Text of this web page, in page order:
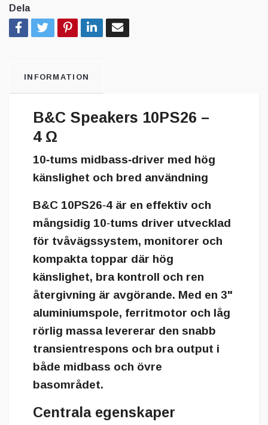
Dela
INFORMATION
B&C Speakers 10PS26 –
4 Ω
10‑tums midbass‑driver med hög
känslighet och bred användning
B&C 10PS26‑4 är en effektiv och
mångsidig 10‑tums driver utvecklad
för tvåvägssystem, monitorer och
kompakta toppar där hög
känslighet, bra kontroll och ren
återgivning är avgörande. Med en 3"
aluminiumspole, ferritmotor och låg
rörlig massa levererar den snabb
transientrespons och bra output i
både midbass och övre
basområdet.
Centrala egenskaper